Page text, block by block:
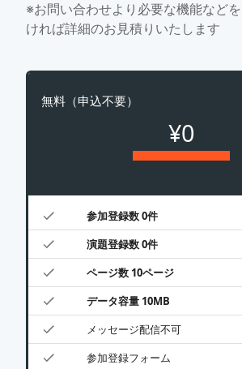
※お問い合わせより必要な機能など
ければ詳細のお見積りいたします
無料（申込不要）
¥0
参加登録数 0件
演題登録数 0件
ページ数 10ページ
データ容量 10MB
メッセージ配信不可
参加登録フォーム